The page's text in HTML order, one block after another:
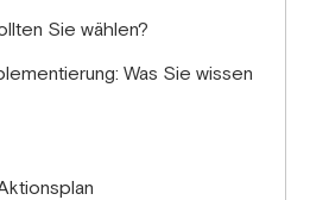
Sie wählen?
Was Sie wissen